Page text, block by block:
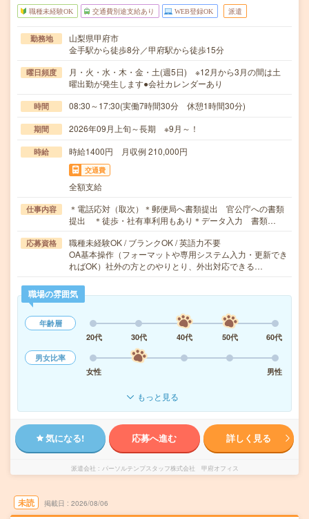
職種未経験OK 交通費別途支給あり WEB登録OK 派遣
勤務地
山梨県甲府市
金手駅から徒歩8分／甲府駅から徒歩15分
曜日頻度
月・火・水・木・金・土(週5日) ※12月から3月の間は土
曜出勤が発生します●会社カレンダーあり
時間 08:30～17:30(実働7時間30分 休憩1時間30分)
期間 2026年09月上旬～長期 ※9月～！
時給 時給1400円 月収例 210,000円
交通費
全額支給
仕事内容
＊電話応対（取次）＊郵便局へ書類提出 官公庁への書類
提出 ＊徒歩・社有車利用もあり＊データ入力 書類…
応募資格
職種未経験OK / ブランクOK / 英語力不要
OA基本操作（フォーマットや専用システム入力・更新でき
ればOK）社外の方とのやりとり、外出対応できる…
職場の雰囲気
年齢層
20代
30代 40代 50代
60代
男女比率
女性
男性
もっと見る
気になる! 応募へ進む 詳しく見る
派遣会社 パーソルテンプスタッフ株式会社 甲府オフィス
未読 掲載日 2026/08/06